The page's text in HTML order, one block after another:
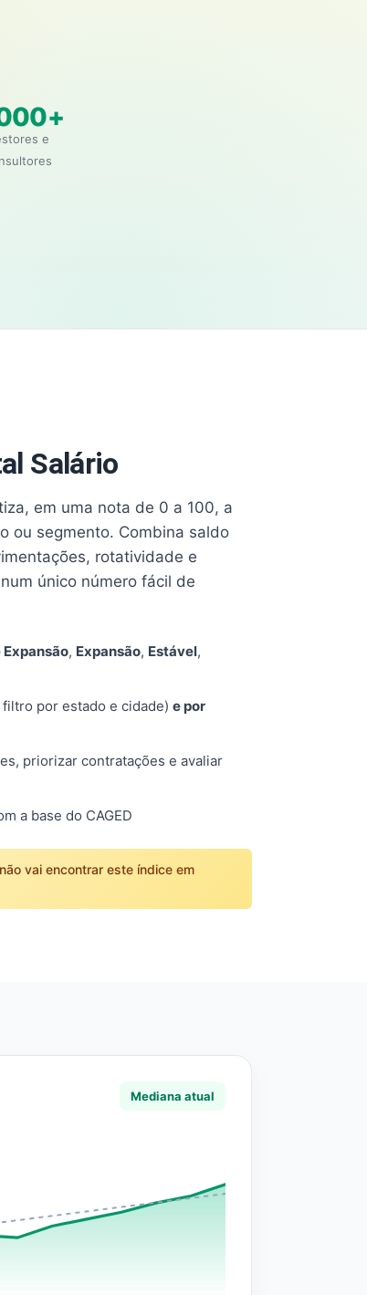
e
Salário
em uma nota de 0 a 100, a
ou segmento. Combina saldo
rotatividade e
único número fácil de
Expansão, Expansão, Estável,
filtro por estado e cidade) e por
priorizar contratações e avaliar
a base do CAGED
vai encontrar este índice em
Mediana atual